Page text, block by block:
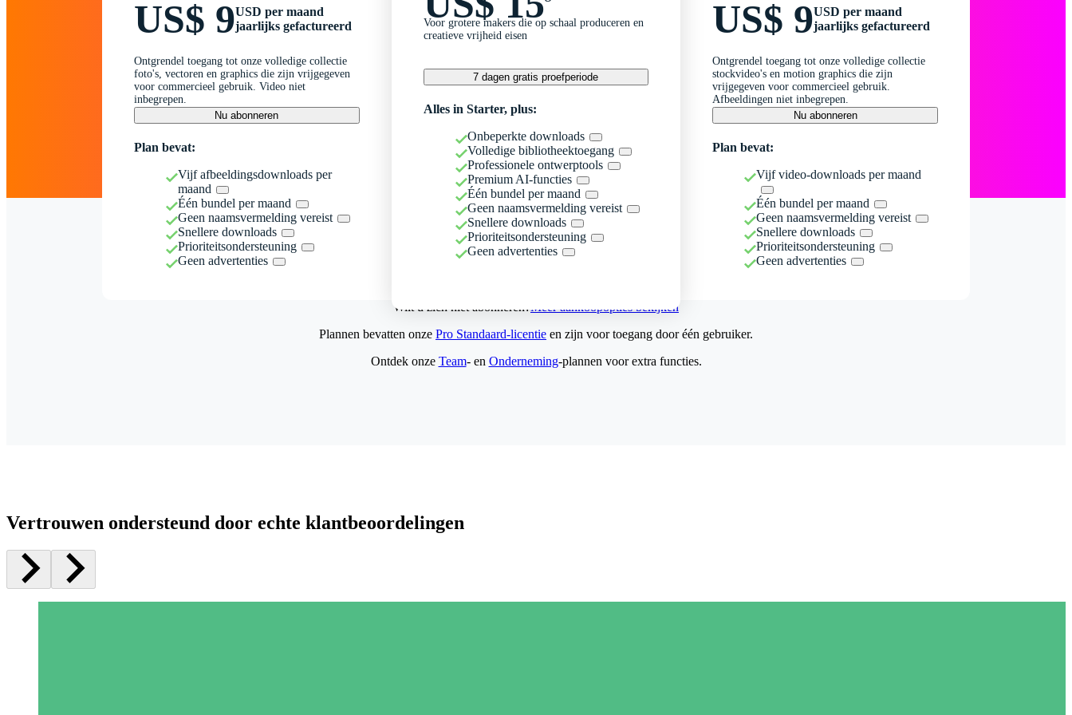
US$ 9USD per maand
jaarlijks gefactureerd
Ontgrendel toegang tot onze volledige collectie
foto's, vectoren en graphics die zijn vrijgegeven
voor commercieel gebruik. Video niet
inbegrepen.
Nu abonneren
Plan bevat:
Vijf afbeeldingsdownloads per
maand
Één bundel per maand
Geen naamsvermelding vereist
Snellere downloads
Prioriteitsondersteuning
Geen advertenties
Voor grotere makers die op schaal produceren en
creatieve vrijheid eisen
7 dagen gratis proefperiode
Alles in Starter, plus:
Onbeperkte downloads
Volledige bibliotheektoegang
Professionele ontwerptools
Premium AI-functies
Één bundel per maand
Geen naamsvermelding vereist
Snellere downloads
Prioriteitsondersteuning
Geen advertenties
US$ 9USD per maand
jaarlijks gefactureerd
Ontgrendel toegang tot onze volledige collectie
stockvideo's en motion graphics die zijn
vrijgegeven voor commercieel gebruik.
Afbeeldingen niet inbegrepen.
Nu abonneren
Plan bevat:
Vijf video-downloads per maand
Één bundel per maand
Geen naamsvermelding vereist
Snellere downloads
Prioriteitsondersteuning
Geen advertenties
Wilt u zich niet abonneren?Meer aankoopopties bekijken
Plannen bevatten onze Pro Standaard-licentie en zijn voor toegang door één gebruiker.
Ontdek onze Team- en Onderneming-plannen voor extra functies.
Vertrouwen ondersteund door echte klantbeoordelingen